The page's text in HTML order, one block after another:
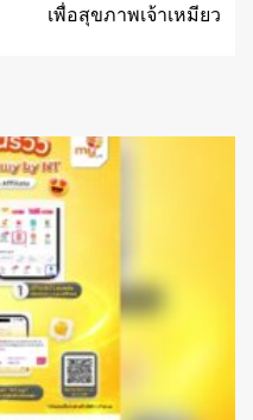
เพื่อสุขภาพเจ้าเหมียว